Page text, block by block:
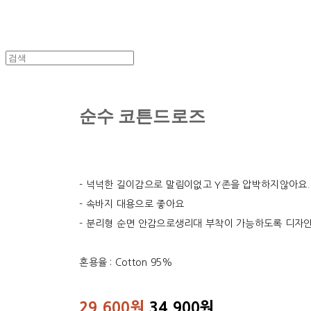
순수 코튼드로즈
- 넉넉한 길이감으로 말림이없고 Y존을 압박하지않아요.
- 속바지 대용으로 좋아요
- 분리형 순면 안감으로생리대 부착이 가능하도록 디자
혼용율 : Cotton 95%
29,600원 34,900원